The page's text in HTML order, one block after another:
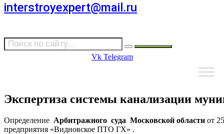
interstroyexpert@mail.ru
Vk Telegram
Экспертиза системы канализации
Определение Арбитражного суда Московской области от
предприятия «Видновское ПТО ГХ» .